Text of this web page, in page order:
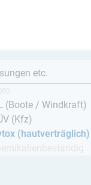
etc.
(Boote / Windkraft)
(Kfz)
(hautverträglich)